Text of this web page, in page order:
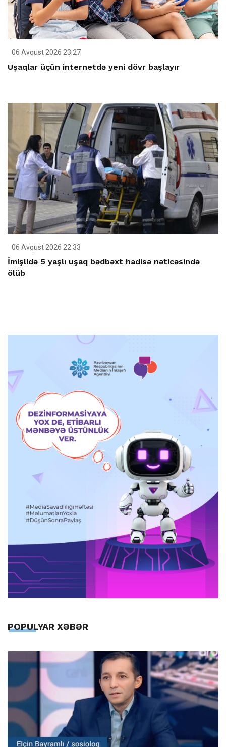
06 Avqust 2026 23:27
Uşaqlar üçün internetdə yeni dövr başlayır
06 Avqust 2026 22:33
İmişlidə 5 yaşlı uşaq bədbəxt hadisə nəticəsində
ölüb
POPULYAR XƏBƏR